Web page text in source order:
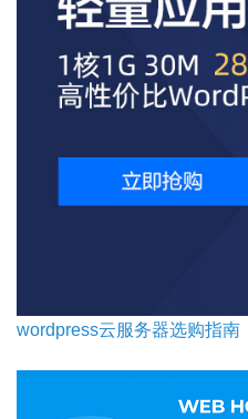
wordpress云服务器选购指南